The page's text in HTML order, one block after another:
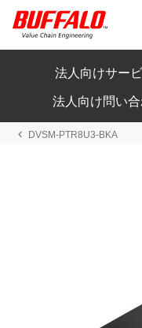
法人向けサー
法人向け問い
DVSM-PTR8U3-BKA